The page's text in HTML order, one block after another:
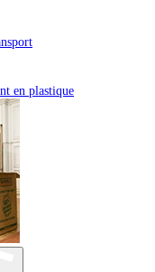
en plastique